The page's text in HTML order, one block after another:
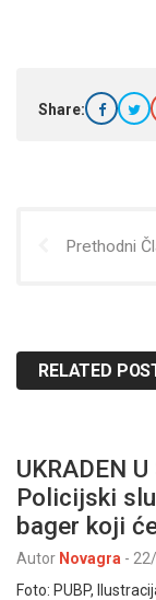
Share:
Prethodni
RELATED
UKRADEN
Policijski
bager koji
Autor Novagra -
Foto: PUBP,